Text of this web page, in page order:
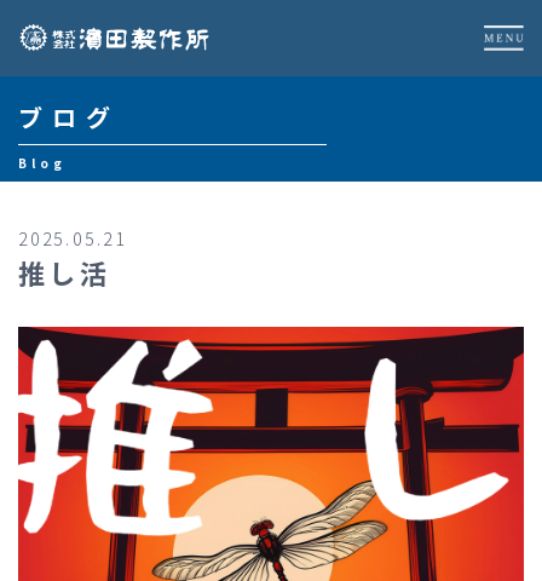
ブログ
Blog
2025.05.21
推し活